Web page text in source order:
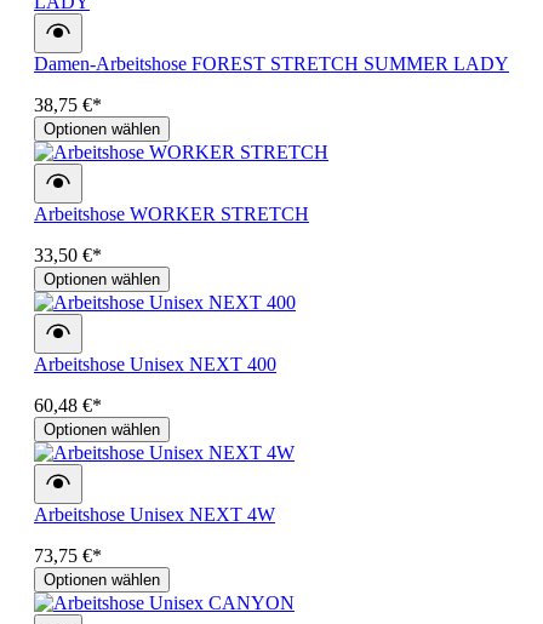
Damen-Arbeitshose FOREST STRETCH SUMMER LADY
38,75 €*
Optionen wählen
Arbeitshose WORKER STRETCH
33,50 €*
Optionen wählen
Arbeitshose Unisex NEXT 400
60,48 €*
Optionen wählen
Arbeitshose Unisex NEXT 4W
73,75 €*
Optionen wählen